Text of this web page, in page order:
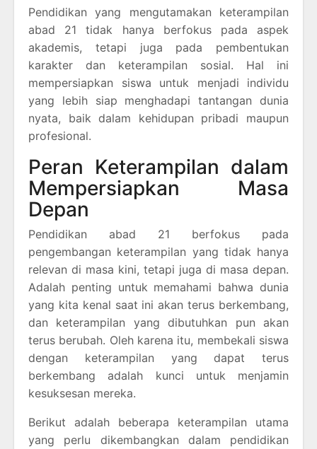
Pendidikan yang mengutamakan keterampilan
abad 21 tidak hanya berfokus pada aspek
akademis, tetapi juga pada pembentukan
karakter dan keterampilan sosial. Hal ini
mempersiapkan siswa untuk menjadi individu
yang lebih siap menghadapi tantangan dunia
nyata, baik dalam kehidupan pribadi maupun
profesional.
Peran Keterampilan dalam
Mempersiapkan Masa
Depan
Pendidikan abad 21 berfokus pada
pengembangan keterampilan yang tidak hanya
relevan di masa kini, tetapi juga di masa depan.
Adalah penting untuk memahami bahwa dunia
yang kita kenal saat ini akan terus berkembang,
dan keterampilan yang dibutuhkan pun akan
terus berubah. Oleh karena itu, membekali siswa
dengan keterampilan yang dapat terus
berkembang adalah kunci untuk menjamin
kesuksesan mereka.
Berikut adalah beberapa keterampilan utama
yang perlu dikembangkan dalam pendidikan